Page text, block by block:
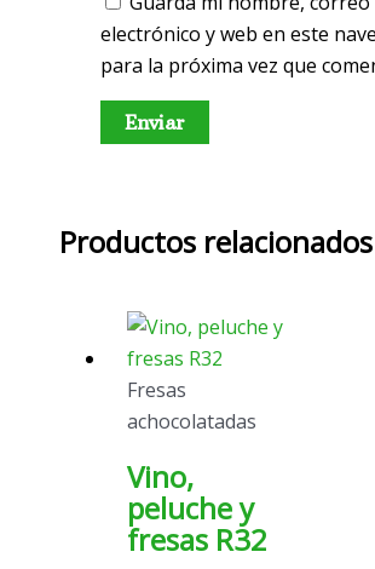
electrónico y web en este
para la próxima vez que
Productos relacionados
Fresas
achocolatadas
Vino,
peluche y
fresas R32